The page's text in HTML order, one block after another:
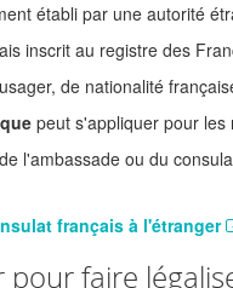
établi par une autorité
inscrit au registre des
de nationalité
peut s'appliquer pour
l'ambassade ou du
français à l'étranger
pour faire